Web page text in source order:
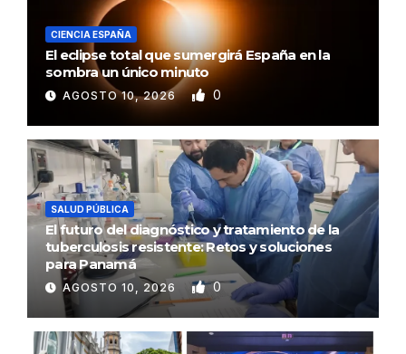
CIENCIA ESPAÑA
El eclipse total que sumergirá España en la
sombra un único minuto
AGOSTO 10, 2026 0
SALUD PÚBLICA
El futuro del diagnóstico y tratamiento de la
tuberculosis resistente: Retos y soluciones
para Panamá
AGOSTO 10, 2026 0